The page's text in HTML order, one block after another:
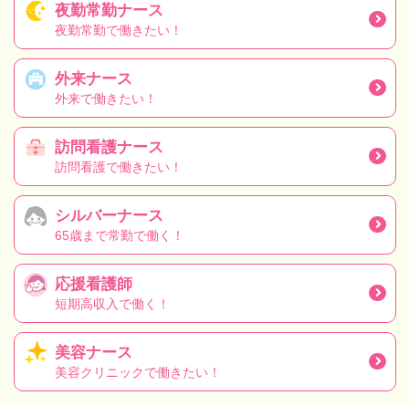
夜勤常勤ナース
夜勤常勤で働きたい！
外来ナース
外来で働きたい！
訪問看護ナース
訪問看護で働きたい！
シルバーナース
65歳まで常勤で働く！
応援看護師
短期高収入で働く！
美容ナース
美容クリニックで働きたい！